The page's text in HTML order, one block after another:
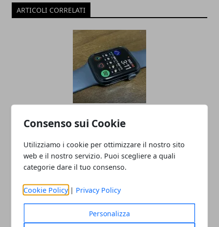
Consenso sui Cookie
Utilizziamo i cookie per ottimizzare il nostro sito
web e il nostro servizio. Puoi scegliere a quali
categorie dare il tuo consenso.
Cookie Policy | Privacy Policy
Personalizza
ARTICOLI CORRELATI
Apple Watch 8 e Apple Watch Ultra
condividono lo stesso processore
16/09/2022